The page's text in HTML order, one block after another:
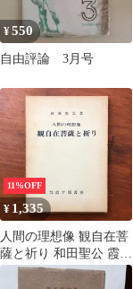
¥550
自由評論 3月号
11%OFF
¥ 1,335
人間の理想像 観自在菩
薩と祈り 和田聖公 霞ヶ
関書房 1968年4月20日